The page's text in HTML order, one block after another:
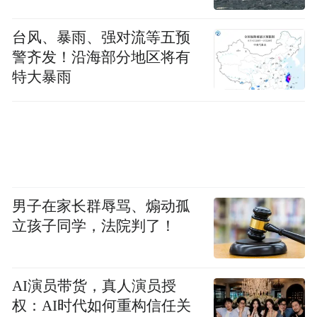
台风、暴雨、强对流等五预
警齐发！沿海部分地区将有
特大暴雨
男子在家长群辱骂、煽动孤
立孩子同学，法院判了！
AI演员带货，真人演员授
权：AI时代如何重构信任关